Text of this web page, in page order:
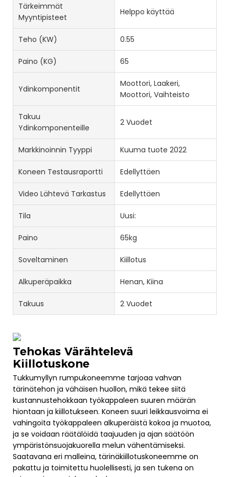
Tärkeimmät
Myyntipisteet
Helppo käyttää
Teho (kW) 0.55
Paino (KG) 65
Ydinkomponentit
Moottori, Laakeri,
Moottori, Vaihteisto
Takuu
Ydinkomponenteille
2 Vuodet
Markkinoinnin Tyyppi Kuuma tuote 2022
Koneen Testausraportti Edellyttäen
Video Lähtevä Tarkastus Edellyttäen
Tila Uusi:
Paino 65kg
Soveltaminen Kiillotus
Alkuperäpaikka Henan, Kiina
Takuus 2 Vuodet
Tehokas Värähtelevä
Kiillotuskone
Tukkumyllyn rumpukoneemme tarjoaa vahvan
tärinätehon ja vähäisen huollon, mikä tekee siitä
kustannustehokkaan työkappaleen suuren määrän
hiontaan ja kiillotukseen. Koneen suuri leikkausvoima ei
vahingoita työkappaleen alkuperäistä kokoa ja muotoa,
ja se voidaan räätälöidä taajuuden ja ajan säätöön
ympäristönsuojakuorella melun vähentämiseksi.
Saatavana eri malleina, tärinäkiillotuskoneemme on
pakattu ja toimitettu huolellisesti, ja sen tukena on